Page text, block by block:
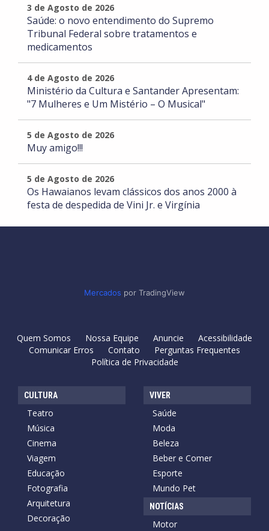
3 de Agosto de 2026
Saúde: o novo entendimento do Supremo
Tribunal Federal sobre tratamentos e
medicamentos
4 de Agosto de 2026
Ministério da Cultura e Santander Apresentam:
"7 Mulheres e Um Mistério – O Musical"
5 de Agosto de 2026
Muy amigo!!!
5 de Agosto de 2026
Os Hawaianos levam clássicos dos anos 2000 à
festa de despedida de Vini Jr. e Virgínia
Mercados por TradingView
Quem Somos Nossa Equipe Anuncie
Acessibilidade
Comunicar Erros
Contato
Perguntas Frequentes
Política de Privacidade
CULTURA
Teatro
Música
Cinema
Viagem
Educação
Fotografia
Arquitetura
Decoração
VIVER
Saúde
Moda
Beleza
Beber e Comer
Esporte
Mundo Pet
NOTÍCIAS
Motor